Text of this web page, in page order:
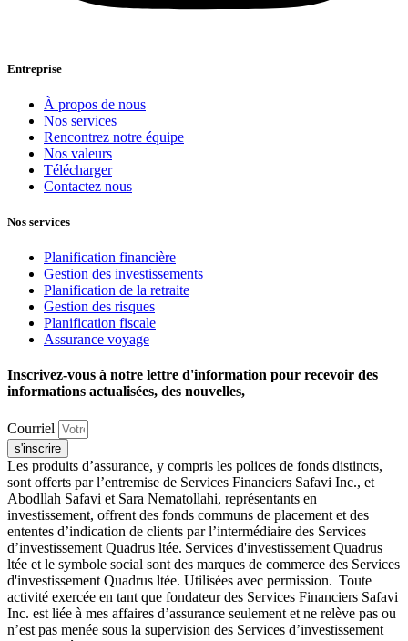
Entreprise
À propos de nous
Nos services
Rencontrez notre équipe
Nos valeurs
Télécharger
Contactez nous
Nos services
Planification financière
Gestion des investissements
Planification de la retraite
Gestion des risques
Planification fiscale
Assurance voyage
Inscrivez-vous à notre lettre d'information pour recevoir des
informations actualisées, des nouvelles,
Courriel
s'inscrire
Les produits d’assurance, y compris les polices de fonds distincts,
sont offerts par l’entremise de Services Financiers Safavi Inc., et
Abodllah Safavi et Sara Nematollahi, représentants en
investissement, offrent des fonds communs de placement et des
ententes d’indication de clients par l’intermédiaire des Services
d’investissement Quadrus ltée. Services d'investissement Quadrus
ltée et le symbole social sont des marques de commerce des Services
d'investissement Quadrus ltée. Utilisées avec permission. Toute
activité exercée en tant que fondateur des Services Financiers Safavi
Inc. est liée à mes affaires d’assurance seulement et ne relève pas ou
n’est pas menée sous la supervision des Services d’investissement